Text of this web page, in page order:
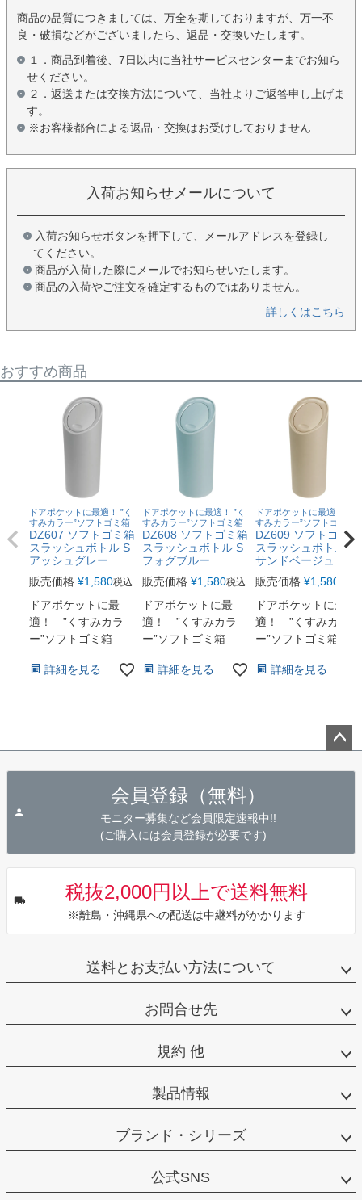
商品の品質につきましては、万全を期しておりますが、万一不
良・破損などがございましたら、返品・交換いたします。
１．商品到着後、7日以内に当社サービスセンターまでお知ら
せください。
２．返送または交換方法について、当社よりご返答申し上げま
す。
※お客様都合による返品・交換はお受けしておりません
入荷お知らせメールについて
入荷お知らせボタンを押下して、メールアドレスを登録し
てください。
商品が入荷した際にメールでお知らせいたします。
商品の入荷やご注文を確定するものではありません。
詳しくはこちら
おすすめ商品
ドアポケットに最適！ ”く
すみカラー”ソフトゴミ箱
DZ607 ソフトゴミ箱
スラッシュボトル S
アッシュグレー
販売価格 ¥1,580税込
ドアポケットに最
適！ ”くすみカラ
ー”ソフトゴミ箱
詳細を見る
ドアポケットに最適！ ”く
すみカラー”ソフトゴミ箱
DZ608 ソフトゴミ箱
スラッシュボトル S
フォグブルー
販売価格 ¥1,580税込
ドアポケットに最
適！ ”くすみカラ
ー”ソフトゴミ箱
詳細を見る
ドアポケットに最適！ ”く
すみカラー”ソフトゴミ箱
DZ609 ソフトゴミ箱
スラッシュボトル S
サンドベージュ
販売価格 ¥1,580
ドアポケットに最
適！ ”くすみカラ
ー”ソフトゴミ箱
詳細を見る
会員登録（無料）
モニター募集など会員限定速報中!!
(ご購入には会員登録が必要です)
税抜2,000円以上で送料無料
※離島・沖縄県への配送は中継料がかかります
送料とお支払い方法について
お問合せ先
規約 他
製品情報
ブランド・シリーズ
公式SNS